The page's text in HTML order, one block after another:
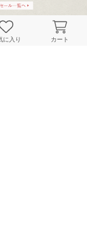
に入り カート